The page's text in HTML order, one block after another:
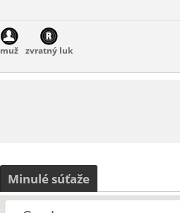
muž zvratný luk
Minulé súťaže